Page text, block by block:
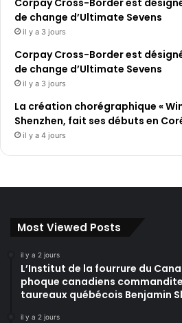
Corpay Cross-Border est
de change d’Ultimate Sevens
il y a 3 jours
Corpay Cross-Border est
de change d’Ultimate Sevens
il y a 3 jours
La création chorégraphique «
Shenzhen, fait ses débuts en
il y a 4 jours
Most Viewed Posts
il y a 2 jours
L’Institut de la fourrure du
phoque canadiens
taureaux québécois Benjamin
il y a 2 jours